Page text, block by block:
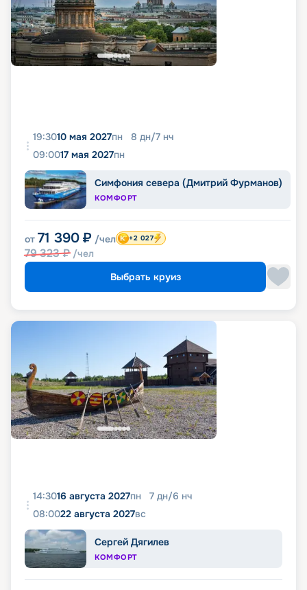
19:3010 мая 2027пн 8 дн/7 нч
09:0017 мая 2027пн
Симфония севера (Дмитрий Фурманов)
КОМФОРТ
от 71 390 ₽ /чел
79 323₽ /чел
+2 027
Выбрать круиз
14:3016 августа 2027пн 7 дн/6 нч
08:0022 августа 2027вс
Сергей Дягилев
КОМФОРТ